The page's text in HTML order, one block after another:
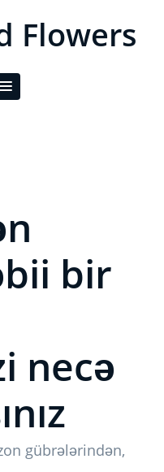
Flowers
bir
necə
gübrələrindən,